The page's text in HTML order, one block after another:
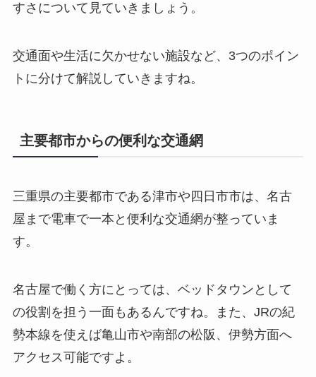
すさについて見ていきましょう。
交通面や生活に欠かせない施設など、3つのポイン
トに分けて解説していきますね。
主要都市からの便利な交通網
三重県の主要都市である津市や四日市市は、名古
屋まで電車で一本と便利な交通網が整っていま
す。
名古屋で働く方にとっては、ベッドタウンとして
の役割を担う一面もあるんですね。また、JRの紀
勢本線を使えば亀山市や南部の松阪、伊勢方面へ
アクセス可能ですよ。